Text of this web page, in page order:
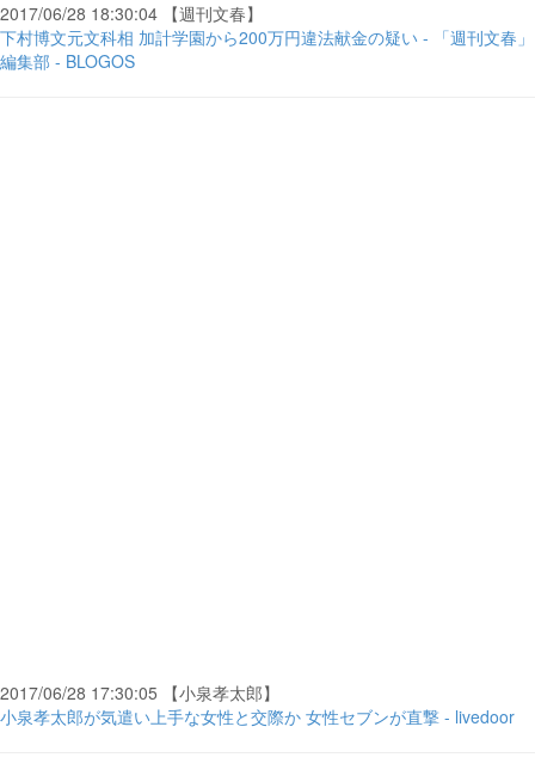
2017/06/28 18:30:04 【週刊文春】
下村博文元文科相 加計学園から200万円違法献金の疑い - 「週刊文春」
編集部 - BLOGOS
2017/06/28 17:30:05 【小泉孝太郎】
小泉孝太郎が気遣い上手な女性と交際か 女性セブンが直撃 - livedoor